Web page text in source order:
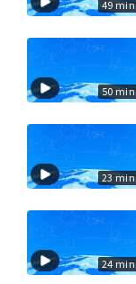
49 min
50 min
23 min
24 min